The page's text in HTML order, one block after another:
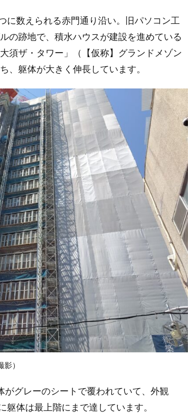
に数えられる赤門通り沿い。旧パソコン工
の跡地で、積水ハウスが建設を進めている
須ザ・タワー」（【仮称】グランドメゾン
、躯体が大きく伸長しています。
）
グレーのシートで覆われていて、外観
躯体は最上階にまで達しています。